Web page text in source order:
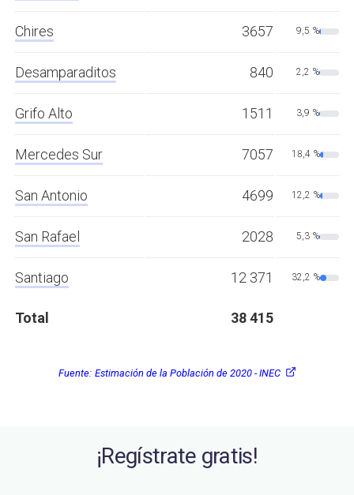
Chires 3657 9,5 %
Desamparaditos 840 2,2 %
Grifo Alto 1511 3,9 %
Mercedes Sur 7057 18,4 %
San Antonio 4699 12,2 %
San Rafael 2028 5,3 %
Santiago 12 371 32,2 %
Total 38 415
Fuente: Estimación de la Población de 2020 - INEC
¡Regístrate gratis!